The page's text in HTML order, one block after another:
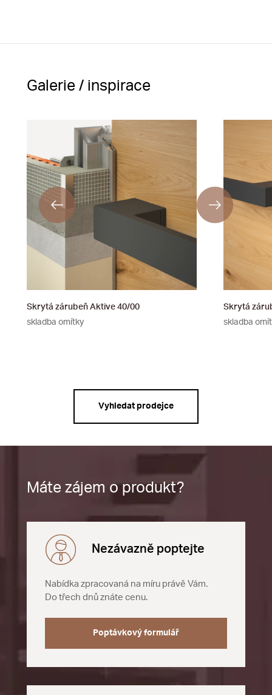
Galerie / inspirace
Skrytá zárubeň Aktive 40/00
skladba omítky
Skrytá
skladba
Vyhledat prodejce
Máte zájem o produkt?
Nezávazně poptejte
Nabídka zpracovaná na míru právě Vám.
Do třech dnů znáte cenu.
Poptávkový formulář